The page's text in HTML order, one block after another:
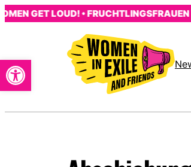
Open toolbar
Skip
GET LOUD! • FRUCHTLINGSFRAUEN